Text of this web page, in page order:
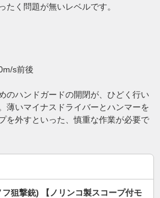
たく問題が無いレベルです。
s前後
のハンドガードの開閉が、ひどく行い
薄いマイナスドライバーとハンマーを
を外すといった、慎重な作業が必要で
狙撃銃) 【ノリンコ製スコープ付モ